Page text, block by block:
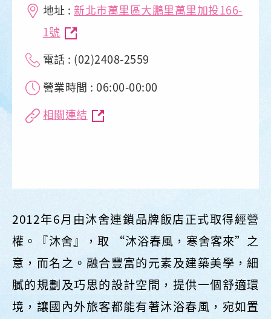
地址 : 新北市萬里區大鵬里萬里加投166-
1號
電話 : (02)2408-2559
營業時間 : 06:00-00:00
相關連結
2012年6月由沐舍連鎖品牌飯店正式取得經營
權。『沐舍』，取 “沐浴春風，寒舍客來”之
意，而名之。融合豐富的元素及建築美學，細
膩的規劃及巧思的設計空間，提供一個舒適環
境，讓國內外旅客都能有著沐浴春風，宛如置